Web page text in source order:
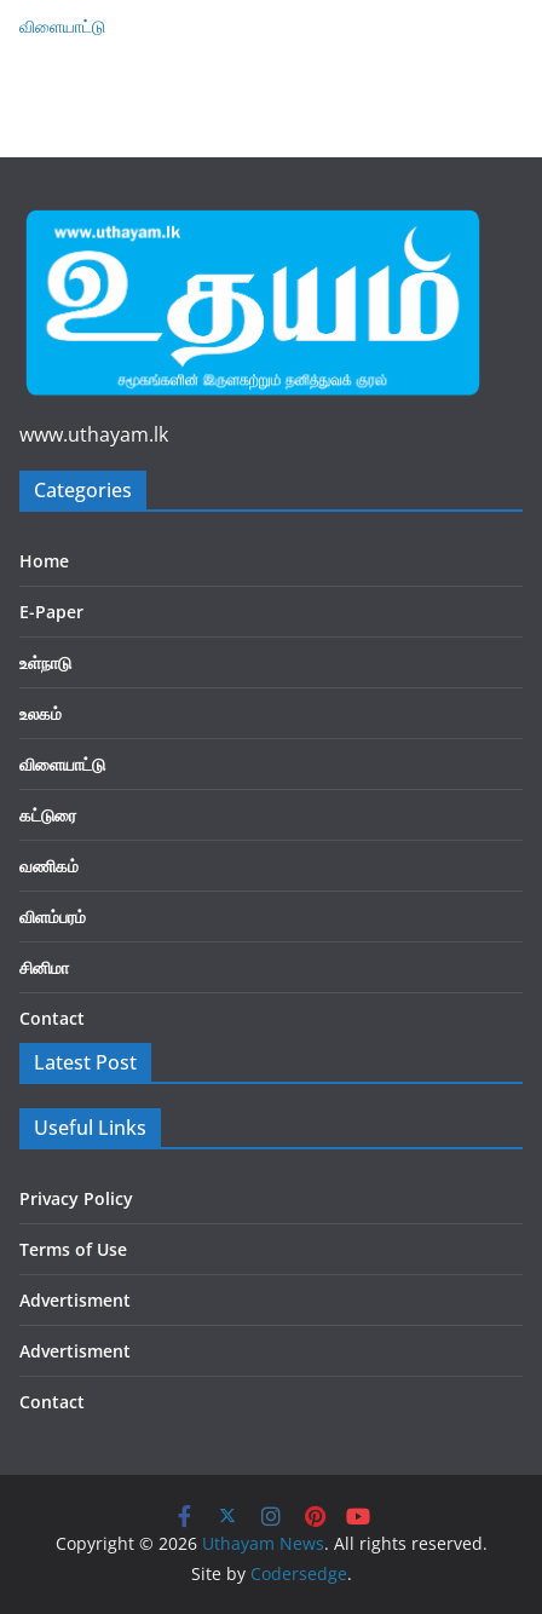
விளையாட்டு
www.uthayam.lk
Categories
Home
E-Paper
உள்நாடு
உலகம்
விளையாட்டு
கட்டுரை
வணிகம்
விளம்பரம்
சினிமா
Contact
Latest Post
Useful Links
Privacy Policy
Terms of Use
Advertisment
Advertisment
Contact
Copyright © 2026 Uthayam News. All rights reserved.
Site by Codersedge.